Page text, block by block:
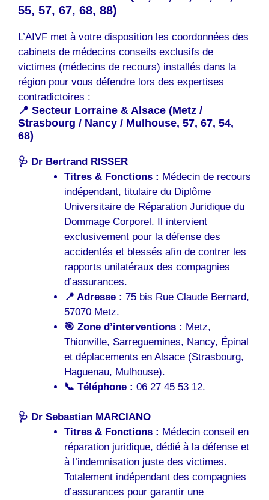
55, 57, 67, 68, 88)
L’AIVF met à votre disposition les coordonnées des
cabinets de médecins conseils exclusifs de
victimes (médecins de recours) installés dans la
région pour vous défendre lors des expertises
contradictoires :
📍 Secteur Lorraine & Alsace (Metz /
Strasbourg / Nancy / Mulhouse, 57, 67, 54,
68)
🩺 Dr Bertrand RISSER
Titres & Fonctions : Médecin de recours
indépendant, titulaire du Diplôme
Universitaire de Réparation Juridique du
Dommage Corporel. Il intervient
exclusivement pour la défense des
accidentés et blessés afin de contrer les
rapports unilatéraux des compagnies
d’assurances.
📍 Adresse : 75 bis Rue Claude Bernard,
57070 Metz.
🎯 Zone d’interventions : Metz,
Thionville, Sarreguemines, Nancy, Épinal
et déplacements en Alsace (Strasbourg,
Haguenau, Mulhouse).
📞 Téléphone : 06 27 45 53 12.
🩺 Dr Sebastian MARCIANO
Titres & Fonctions : Médecin conseil en
réparation juridique, dédié à la défense et
à l’indemnisation juste des victimes.
Totalement indépendant des compagnies
d’assurances pour garantir une